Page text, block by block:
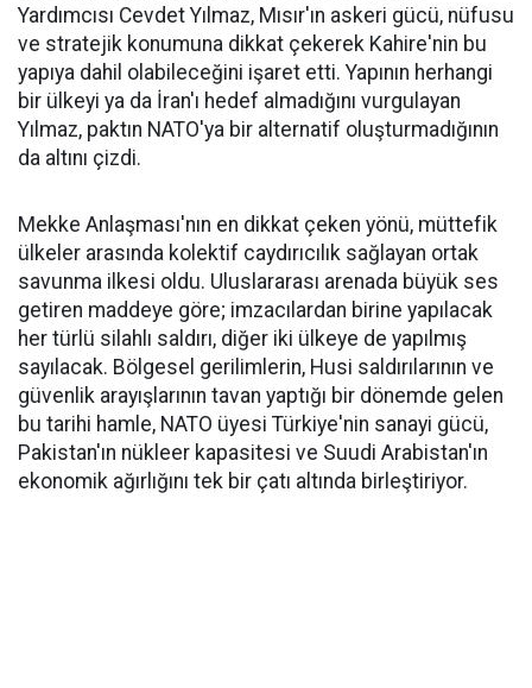
Yardımcısı Cevdet Yılmaz, Mısır'ın askeri gücü, nüfusu
ve stratejik konumuna dikkat çekerek Kahire'nin bu
yapıya dahil olabileceğini işaret etti. Yapının herhangi
bir ülkeyi ya da İran'ı hedef almadığını vurgulayan
Yılmaz, paktın NATO'ya bir alternatif oluşturmadığının
da altını çizdi.
Mekke Anlaşması'nın en dikkat çeken yönü, müttefik
ülkeler arasında kolektif caydırıcılık sağlayan ortak
savunma ilkesi oldu. Uluslararası arenada büyük ses
getiren maddeye göre; imzacılardan birine yapılacak
her türlü silahlı saldırı, diğer iki ülkeye de yapılmış
sayılacak. Bölgesel gerilimlerin, Husi saldırılarının ve
güvenlik arayışlarının tavan yaptığı bir dönemde gelen
bu tarihi hamle, NATO üyesi Türkiye'nin sanayi gücü,
Pakistan'ın nükleer kapasitesi ve Suudi Arabistan'ın
ekonomik ağırlığını tek bir çatı altında birleştiriyor.